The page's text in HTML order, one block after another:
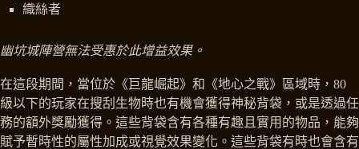
織絲者
幽坑城陣營無法受惠於此增益效果。
在這段期間，當位於《巨龍崛起》和《地心之戰》區域時，80
級以下的玩家在搜刮生物時也有機會獲得神秘背袋，或是透過任
務的額外獎勵獲得。這些背袋含有各種有趣且實用的物品，能夠
賦予暫時性的屬性加成或視覺效果變化。這些背袋有時也會含有